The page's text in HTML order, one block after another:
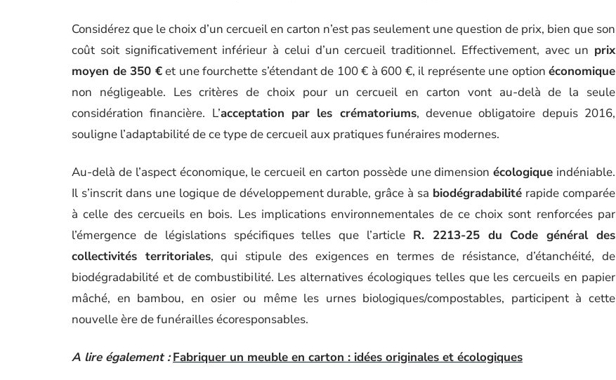
Considérez que le choix d’un cercueil en carton n’est pas seulement une question de prix, bien que son
coût soit significativement inférieur à celui d’un cercueil traditionnel. Effectivement, avec un prix
moyen de 350 €et une fourchette s’étendant de 100 € à 600 €, il représente une option économique
non négligeable. Les critères de choix pour un cercueil en carton vont au-delà de la seule
considération financière. L’acceptation par les crématoriums, devenue obligatoire depuis 2016,
souligne l’adaptabilité de ce type de cercueil aux pratiques funéraires modernes.
Au-delà de l’aspect économique, le cercueil en carton possède une dimensionécologique indéniable.
Il s’inscrit dans une logique de développement durable, grâce à sa biodégradabilité rapide comparée
à celle des cercueils en bois. Les implications environnementales de ce choix sont renforcées par
l’émergence de législations spécifiques telles que l’article R. 2213-25 du Code général des
collectivités territoriales, qui stipule des exigences en termes de résistance, d’étanchéité, de
biodégradabilité et de combustibilité. Les alternatives écologiques telles que les cercueils en papier
mâché, en bambou, en osier ou même les urnes biologiques/compostables, participent à cette
nouvelle ère de funérailles écoresponsables.
A lire également : Fabriquer un meuble en carton : idées originales et écologiques